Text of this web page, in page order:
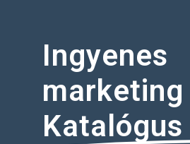
Ingyenes
marketing